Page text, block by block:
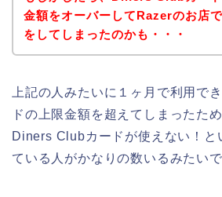
金額をオーバーしてRazerのお店
をしてしまったのかも・・・
上記の人みたいに１ヶ月で利用で
ドの上限金額を超えてしまったた
Diners Clubカードが使えない！と
ている人がかなりの数いるみたいで